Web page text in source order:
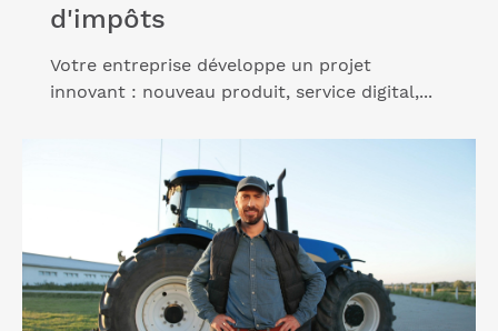
d'impôts
Votre entreprise développe un projet
innovant : nouveau produit, service digital,...